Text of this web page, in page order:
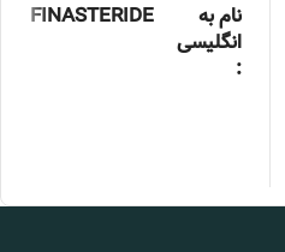
نام به
انگلیسی
:
FINASTERIDE
برند :
چین